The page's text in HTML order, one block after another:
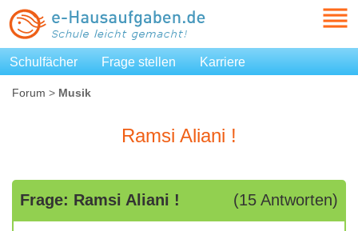
Schulfächer Frage stellen Karriere
Forum > Musik
Ramsi Aliani !
Frage: Ramsi Aliani ! (15 Antworten)